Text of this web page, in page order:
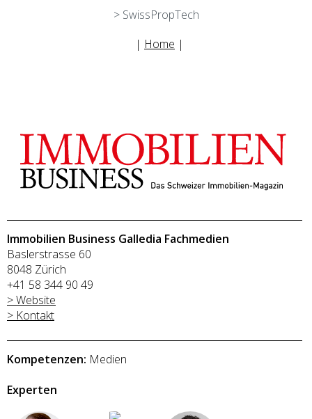
> SwissPropTech
| Home |
Immobilien Business Galledia Fachmedien
Baslerstrasse 60
8048 Zürich
+41 58 344 90 49
> Website
> Kontakt
Kompetenzen: Medien
Experten